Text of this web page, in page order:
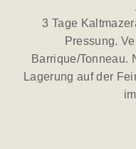
3 Tage
Pressung.
Barrique/Tonneau.
Lagerung auf der